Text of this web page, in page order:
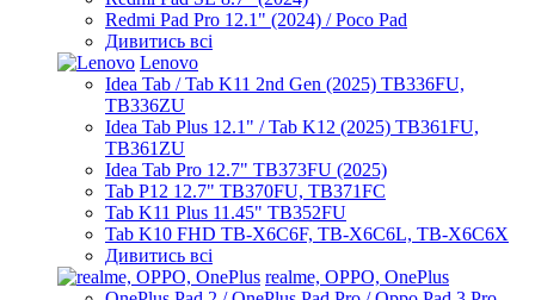
Redmi Pad Pro 12.1" (2024) / Poco Pad
Дивитись всі
Lenovo
Idea Tab / Tab K11 2nd Gen (2025) TB336FU,
TB336ZU
Idea Tab Plus 12.1" / Tab K12 (2025) TB361FU,
TB361ZU
Idea Tab Pro 12.7" TB373FU (2025)
Tab P12 12.7" TB370FU, TB371FC
Tab K11 Plus 11.45" TB352FU
Tab K10 FHD TB-X6C6F, TB-X6C6L, TB-X6C6X
Дивитись всі
realme, OPPO, OnePlus